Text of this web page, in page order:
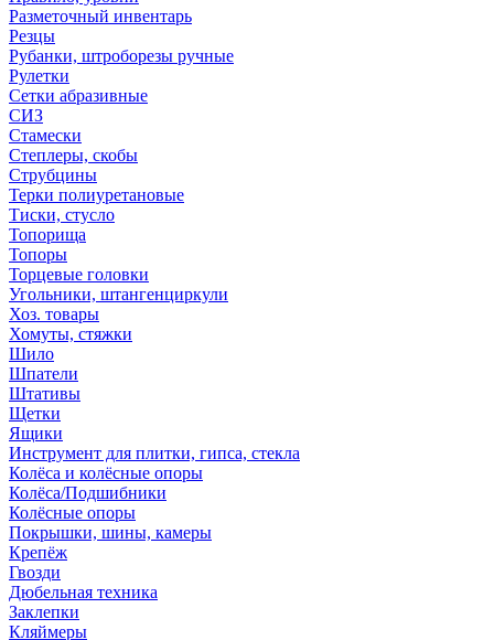
Разметочный инвентарь
Резцы
Рубанки, штроборезы ручные
Рулетки
Сетки абразивные
СИЗ
Стамески
Степлеры, скобы
Струбцины
Терки полиуретановые
Тиски, стусло
Топорища
Топоры
Торцевые головки
Угольники, штангенциркули
Хоз. товары
Хомуты, стяжки
Шило
Шпатели
Штативы
Щетки
Ящики
Инструмент для плитки, гипса, стекла
Колёса и колёсные опоры
Колёса/Подшибники
Колёсные опоры
Покрышки, шины, камеры
Крепёж
Гвозди
Дюбельная техника
Заклепки
Кляймеры